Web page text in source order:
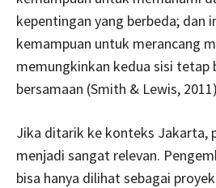
kepentingan yang berbeda; dan
kemampuan untuk merancang
memungkinkan kedua sisi tetap
bersamaan (Smith & Lewis,
Jika ditarik ke konteks Jakarta,
menjadi sangat relevan.
bisa hanya dilihat sebagai